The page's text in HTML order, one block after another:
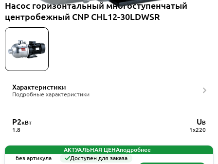
Насос горизонтальный многоступенчатый
центробежный CNP CHL12-30LDWSR
Характеристики
Подробные характеристики
P2кВт
1.8
UВ
1x220
АКТУАЛЬНАЯ ЦЕНАподробнее
без артикула
Доступен для заказа